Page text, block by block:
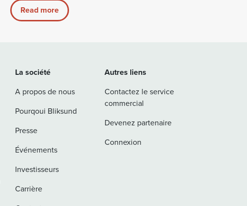
Read more
La société
A propos de nous
Pourqoui Bliksund
Presse
Événements
Investisseurs
Carrière
Autres liens
Contactez le service
commercial
Devenez partenaire
Connexion